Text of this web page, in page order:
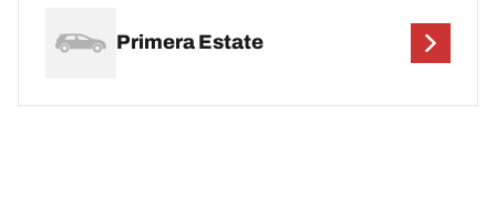
Primera Estate